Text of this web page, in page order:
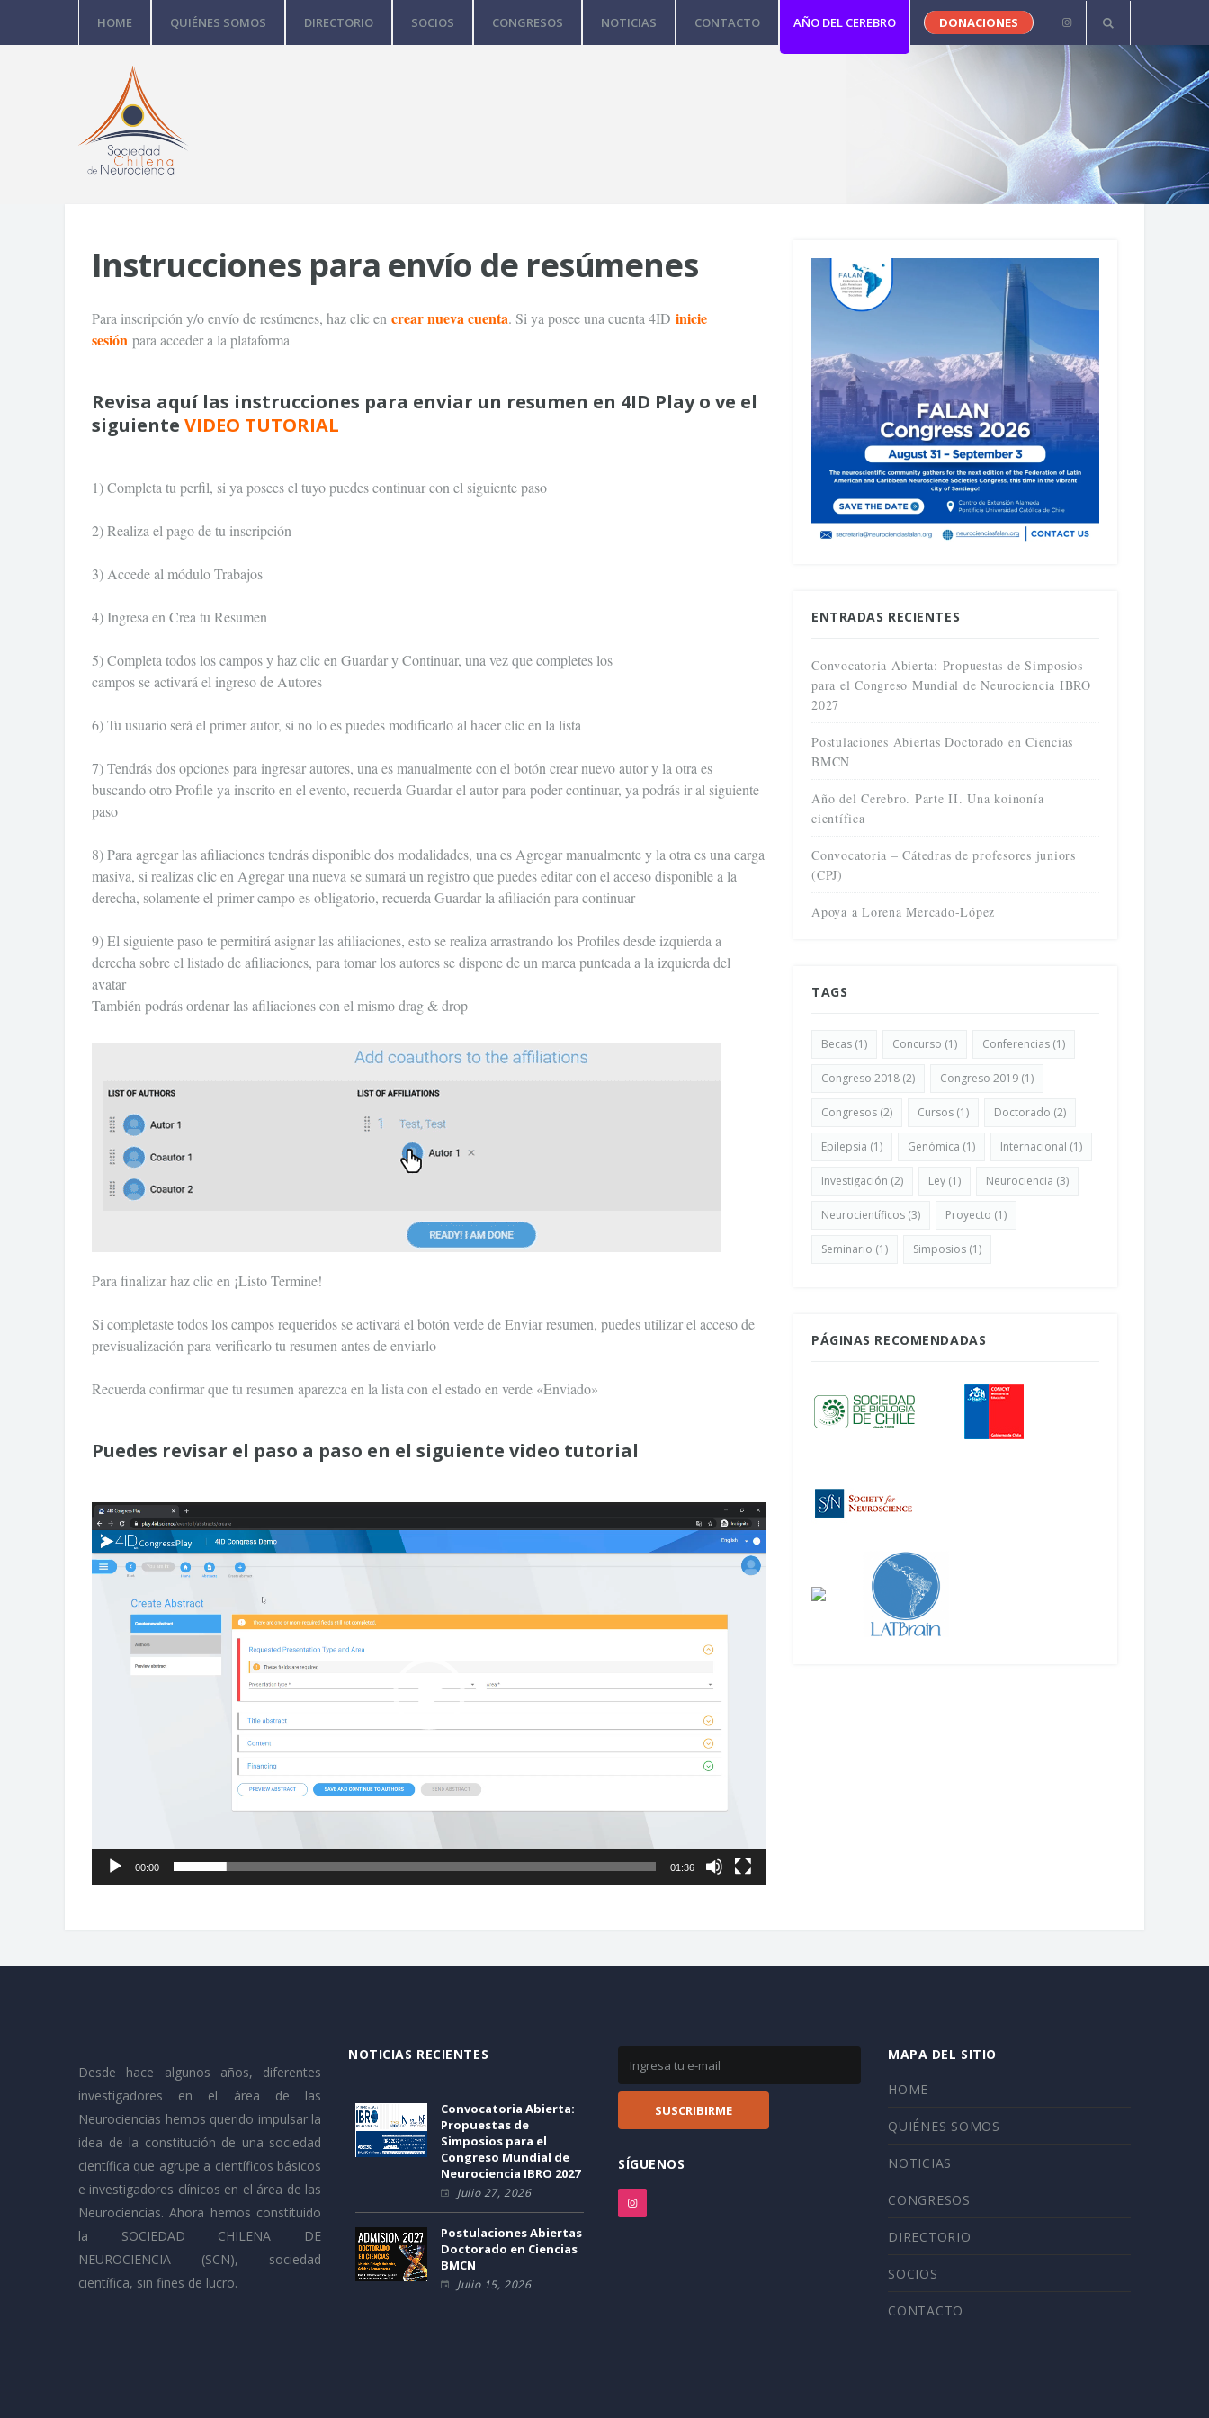
HOME QUIÉNES SOMOS DIRECTORIO SOCIOS CONGRESOS NOTICIAS CONTACTO AÑO DEL CEREBRO DONACIONES
Instrucciones para envío de resúmenes
Para inscripción y/o envío de resúmenes, haz clic en crear nueva cuenta. Si ya posee una cuenta 4ID inicie
sesión para acceder a la plataforma
Revisa aquí las instrucciones para enviar un resumen en 4ID Play o ve el
siguiente VIDEO TUTORIAL
1) Completa tu perfil, si ya posees el tuyo puedes continuar con el siguiente paso
2) Realiza el pago de tu inscripción
3) Accede al módulo Trabajos
4) Ingresa en Crea tu Resumen
5) Completa todos los campos y haz clic en Guardar y Continuar, una vez que completes los
campos se activará el ingreso de Autores
6) Tu usuario será el primer autor, si no lo es puedes modificarlo al hacer clic en la lista
7) Tendrás dos opciones para ingresar autores, una es manualmente con el botón crear nuevo autor y la otra es
buscando otro Profile ya inscrito en el evento, recuerda Guardar el autor para poder continuar, ya podrás ir al siguiente
paso
8) Para agregar las afiliaciones tendrás disponible dos modalidades, una es Agregar manualmente y la otra es una carga
masiva, si realizas clic en Agregar una nueva se sumará un registro que puedes editar con el acceso disponible a la
derecha, solamente el primer campo es obligatorio, recuerda Guardar la afiliación para continuar
9) El siguiente paso te permitirá asignar las afiliaciones, esto se realiza arrastrando los Profiles desde izquierda a
derecha sobre el listado de afiliaciones, para tomar los autores se dispone de un marca punteada a la izquierda del
avatar
También podrás ordenar las afiliaciones con el mismo drag & drop
Para finalizar haz clic en ¡Listo Termine!
Si completaste todos los campos requeridos se activará el botón verde de Enviar resumen, puedes utilizar el acceso de
previsualización para verificarlo tu resumen antes de enviarlo
Recuerda confirmar que tu resumen aparezca en la lista con el estado en verde «Enviado»
Puedes revisar el paso a paso en el siguiente video tutorial
Reproductor
de
Video
00:00 01:36
ENTRADAS RECIENTES
Convocatoria Abierta: Propuestas de Simposios
para el Congreso Mundial de Neurociencia IBRO
2027
Postulaciones Abiertas Doctorado en Ciencias
BMCN
Año del Cerebro. Parte II. Una koinonía
científica
Convocatoria – Cátedras de profesores juniors
(CPJ)
Apoya a Lorena Mercado-López
TAGS
Becas (1) Concurso (1) Conferencias (1)
Congreso 2018 (2) Congreso 2019 (1)
Congresos (2) Cursos (1) Doctorado (2)
Epilepsia (1) Genómica (1) Internacional (1)
Investigación (2) Ley (1) Neurociencia (3)
Neurocientíficos (3) Proyecto (1)
Seminario (1) Simposios (1)
PÁGINAS RECOMENDADAS
Desde hace algunos años, diferentes
investigadores en el área de las
Neurociencias hemos querido impulsar la
idea de la constitución de una sociedad
científica que agrupe a científicos básicos
e investigadores clínicos en el área de las
Neurociencias. Ahora hemos constituido
la SOCIEDAD CHILENA DE
NEUROCIENCIA (SCN), sociedad
científica, sin fines de lucro.
NOTICIAS RECIENTES
Convocatoria Abierta:
Propuestas de
Simposios para el
Congreso Mundial de
Neurociencia IBRO 2027
Julio 27, 2026
Postulaciones Abiertas
Doctorado en Ciencias
BMCN
Julio 15, 2026
SÍGUENOS
MAPA DEL SITIO
HOME
QUIÉNES SOMOS
NOTICIAS
CONGRESOS
DIRECTORIO
SOCIOS
CONTACTO